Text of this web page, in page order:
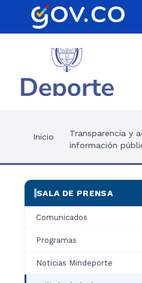
Inicio
Transparencia y
información
SALA DE PRENSA
Comunicados
Programas
Noticias Mindeporte